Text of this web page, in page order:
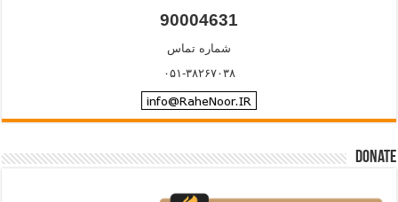
90004631
شماره تماس
۰۵۱-۳۸۲۶۷۰۳۸
Donate